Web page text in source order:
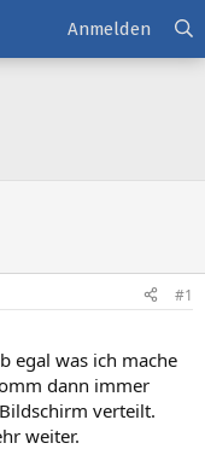
Anmelden
#1
egal was ich mache
dann immer
verteilt.
weiter.